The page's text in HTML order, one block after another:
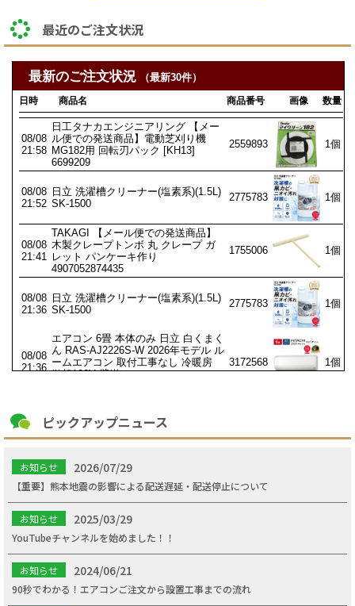
最近のご注文状況
ピックアップニュース
お知らせ 2026/07/29
【重要】熊本地震の影響による配送遅延・配送停止について
お知らせ 2025/03/29
YouTubeチャンネルを始めました！！
お知らせ 2024/06/21
90秒でわかる！エアコンご注文から設置工事までの流れ